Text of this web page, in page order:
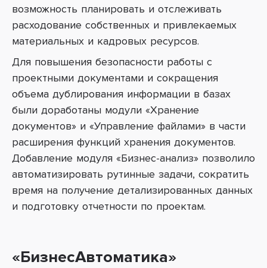
возможность планировать и отслеживать
расходование собственных и привлекаемых
материальных и кадровых ресурсов.
Для повышения безопасности работы с
проектными документами и сокращения
объема дублирования информации в базах
были доработаны модули «Хранение
документов» и «Управление файлами» в части
расширения функций хранения документов.
Добавление модуля «Бизнес-анализ» позволило
автоматизировать рутинные задачи, сократить
время на получение детализированных данных
и подготовку отчетности по проектам.
«БизнесАвтоматика»